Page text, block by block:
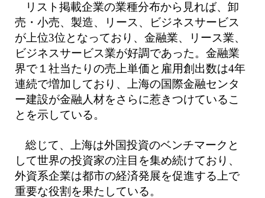
リスト掲載企業の業種分布から見れば、卸
売・小売、製造、リース、ビジネスサービス
が上位3位となっており、金融業、リース業、
ビジネスサービス業が好調であった。金融業
界で１社当たりの売上単価と雇用創出数は4年
連続で増加しており、上海の国際金融センタ
ー建設が金融人材をさらに惹きつけているこ
とを示している。
総じて、上海は外国投資のベンチマークと
して世界の投資家の注目を集め続けており、
外資系企業は都市の経済発展を促進する上で
重要な役割を果たしている。